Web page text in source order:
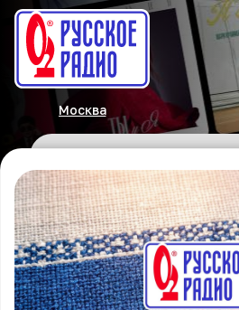
Москва